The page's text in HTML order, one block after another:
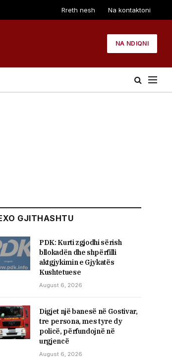
Rreth nesh Na kontaktoni
NA NDIQNI
GJITHASHTU
PDK: Kurti zgjodhi sërish
bllokadën dhe shpërfilli
aktgjykimin e Gjykatës
Kushtetuese
August 6, 2026
Digjet një banesë në Gostivar,
tre persona, mes tyre dy
policë, përfundojnë në
urgjencë
August 6, 2026